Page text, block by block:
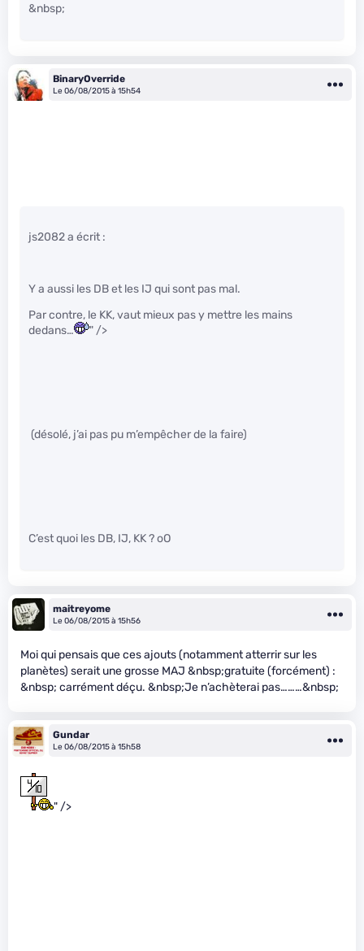
&nbsp;
BinaryOverride
Le 06/08/2015 à 15h54
js2082 a écrit :
Y a aussi les DB et les IJ qui sont pas mal.
Par contre, le KK, vaut mieux pas y mettre les mains
dedans…
" />
(désolé, j’ai pas pu m’empêcher de la faire)
C’est quoi les DB, IJ, KK ? oO
maitreyome
Le 06/08/2015 à 15h56
Moi qui pensais que ces ajouts (notamment atterrir sur les
planètes) serait une grosse MAJ &nbsp;gratuite (forcément) :
&nbsp; carrément déçu. &nbsp;Je n’achèterai pas………&nbsp;
Gundar
Le 06/08/2015 à 15h58
" />